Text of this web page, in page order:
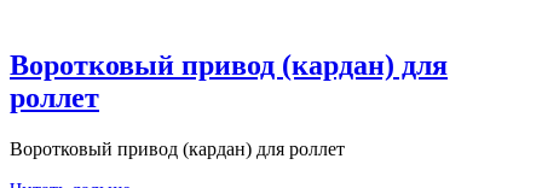
Воротковый привод (кардан) для
роллет
Воротковый привод (кардан) для роллет